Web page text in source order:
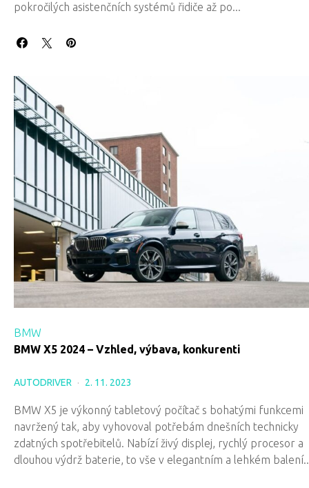
pokročilých asistenčních systémů řidiče až po...
BMW
BMW X5 2024 – Vzhled, výbava, konkurenti
AUTODRIVER 2. 11. 2023
BMW X5 je výkonný tabletový počítač s bohatými funkcemi
navržený tak, aby vyhovoval potřebám dnešních technicky
zdatných spotřebitelů. Nabízí živý displej, rychlý procesor a
dlouhou výdrž baterie, to vše v elegantním a lehkém